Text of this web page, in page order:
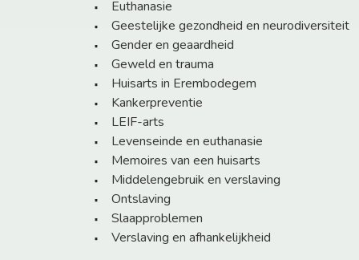
Euthanasie
Geestelijke gezondheid en neurodiversiteit
Gender en geaardheid
Geweld en trauma
Huisarts in Erembodegem
Kankerpreventie
LEIF-arts
Levenseinde en euthanasie
Memoires van een huisarts
Middelengebruik en verslaving
Ontslaving
Slaapproblemen
Verslaving en afhankelijkheid